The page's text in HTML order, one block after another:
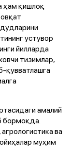
ҳам қишлоқ
устувор
йилларда
тизимлар,
қувватлашга
амалий
бормоқда.
ва
муҳим